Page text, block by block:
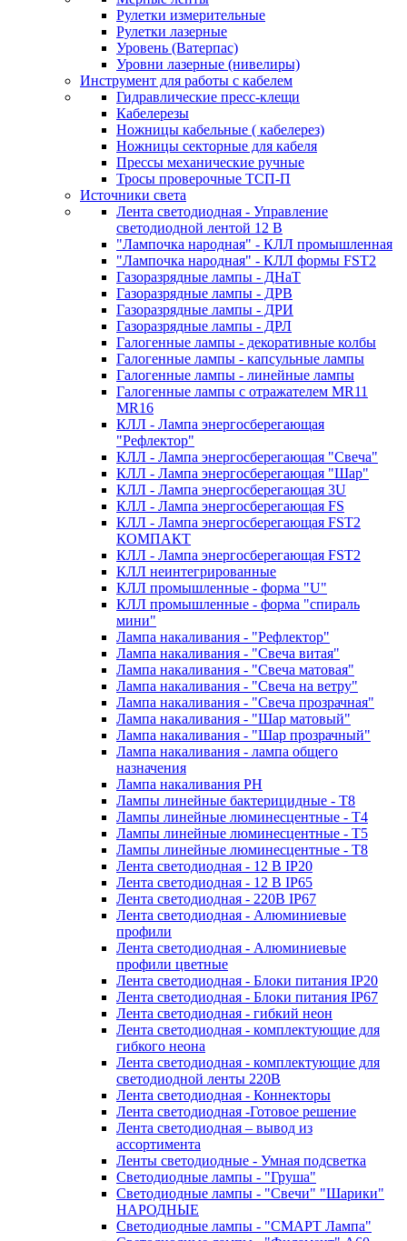
Рулетки измерительные
Рулетки лазерные
Уровень (Ватерпас)
Уровни лазерные (нивелиры)
Инструмент для работы с кабелем
Гидравлические пресс-клещи
Кабелерезы
Ножницы кабельные ( кабелерез)
Ножницы секторные для кабеля
Прессы механические ручные
Тросы проверочные ТСП-П
Источники света
Лента светодиодная - Управление
светодиодной лентой 12 В
"Лампочка народная" - КЛЛ промышленная
"Лампочка народная" - КЛЛ формы FST2
Газоразрядные лампы - ДНаТ
Газоразрядные лампы - ДРВ
Газоразрядные лампы - ДРИ
Газоразрядные лампы - ДРЛ
Галогенные лампы - декоративные колбы
Галогенные лампы - капсульные лампы
Галогенные лампы - линейные лампы
Галогенные лампы с отражателем MR11
MR16
КЛЛ - Лампа энергосберегающая
"Рефлектор"
КЛЛ - Лампа энергосберегающая "Свеча"
КЛЛ - Лампа энергосберегающая "Шар"
КЛЛ - Лампа энергосберегающая 3U
КЛЛ - Лампа энергосберегающая FS
КЛЛ - Лампа энергосберегающая FST2
КОМПАКТ
КЛЛ - Лампа энергосберегающая FSТ2
КЛЛ неинтегрированные
КЛЛ промышленные - форма "U"
КЛЛ промышленные - форма "спираль
мини"
Лампа накаливания - "Рефлектор"
Лампа накаливания - "Свеча витая"
Лампа накаливания - "Свеча матовая"
Лампа накаливания - "Свеча на ветру"
Лампа накаливания - "Свеча прозрачная"
Лампа накаливания - "Шар матовый"
Лампа накаливания - "Шар прозрачный"
Лампа накаливания - лампа общего
назначения
Лампа накаливания РН
Лампы линейные бактерицидные - Т8
Лампы линейные люминесцентные - Т4
Лампы линейные люминесцентные - Т5
Лампы линейные люминесцентные - Т8
Лента светодиодная - 12 В IP20
Лента светодиодная - 12 В IP65
Лента светодиодная - 220В IP67
Лента светодиодная - Алюминиевые
профили
Лента светодиодная - Алюминиевые
профили цветные
Лента светодиодная - Блоки питания IP20
Лента светодиодная - Блоки питания IP67
Лента светодиодная - гибкий неон
Лента светодиодная - комплектующие для
гибкого неона
Лента светодиодная - комплектующие для
светодиодной ленты 220В
Лента светодиодная - Коннекторы
Лента светодиодная -Готовое решение
Лента светодиодная – вывод из
ассортимента
Ленты светодиодные - Умная подсветка
Светодиодные лампы - "Груша"
Светодиодные лампы - "Свечи" "Шарики"
НАРОДНЫЕ
Светодиодные лампы - "СМАРТ Лампа"